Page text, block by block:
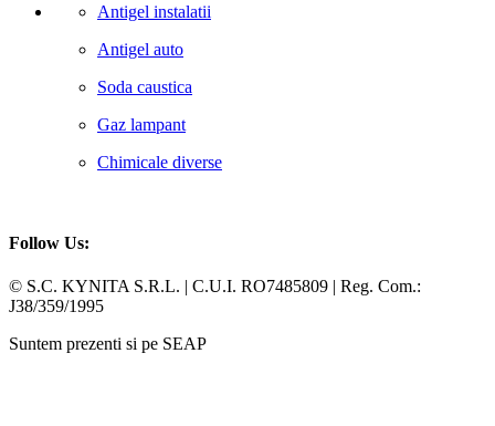
Antigel instalatii
Antigel auto
Soda caustica
Gaz lampant
Chimicale diverse
Follow Us:
Facebook
Whatsapp
© S.C. KYNITA S.R.L. | C.U.I. RO7485809 | Reg. Com.:
J38/359/1995
Suntem prezenti si pe SEAP